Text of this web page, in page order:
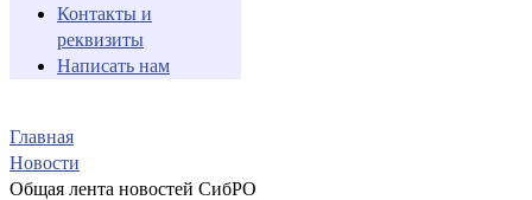
Контакты и
реквизиты
Написать нам
Главная
Новости
Общая лента новостей СибРО